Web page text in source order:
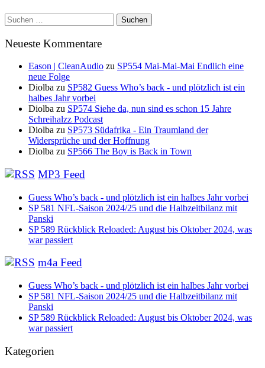
Suchen
nach:
Neueste Kommentare
Eason | CleanAudio zu SP554 Mai-Mai-Mai Endlich eine
neue Folge
Diolba zu SP582 Guess Who’s back - und plötzlich ist ein
halbes Jahr vorbei
Diolba zu SP574 Siehe da, nun sind es schon 15 Jahre
Schreihalzz Podcast
Diolba zu SP573 Südafrika - Ein Traumland der
Widersprüche und der Hoffnung
Diolba zu SP566 The Boy is Back in Town
MP3 Feed
Guess Who’s back - und plötzlich ist ein halbes Jahr vorbei
SP 581 NFL-Saison 2024/25 und die Halbzeitbilanz mit
Panski
SP 589 Rückblick Reloaded: August bis Oktober 2024, was
war passiert
m4a Feed
Guess Who’s back - und plötzlich ist ein halbes Jahr vorbei
SP 581 NFL-Saison 2024/25 und die Halbzeitbilanz mit
Panski
SP 589 Rückblick Reloaded: August bis Oktober 2024, was
war passiert
Kategorien